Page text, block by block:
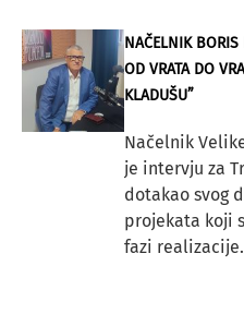
NAČELNIK BORIS
OD VRATA DO
KLADUŠU”
Načelnik
je intervju za
dotakao svog
projekata koji
fazi